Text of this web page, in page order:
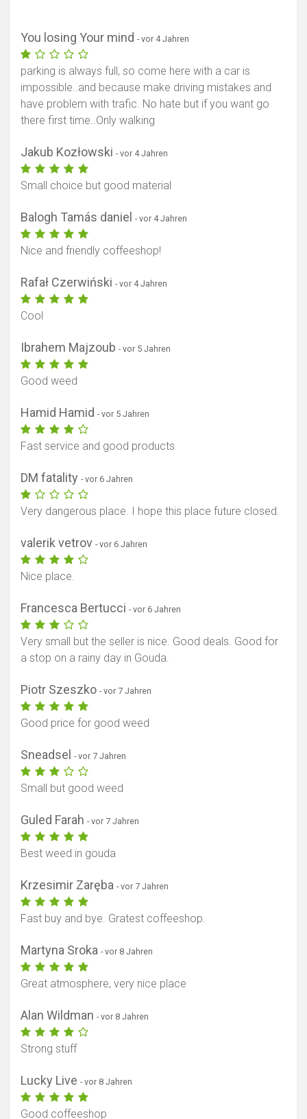
You losing Your mind - vor 4 Jahren
parking is always full, so come here with a car is
impossible..and because make driving mistakes and
have problem with trafic. No hate but if you want go
there first time..Only walking
Jakub Kozłowski - vor 4 Jahren
Small choice but good material
Balogh Tamás daniel - vor 4 Jahren
Nice and friendly coffeeshop!
Rafał Czerwiński - vor 4 Jahren
Cool
Ibrahem Majzoub - vor 5 Jahren
Good weed
Hamid Hamid - vor 5 Jahren
Fast service and good products
DM fatality - vor 6 Jahren
Very dangerous place. I hope this place future closed.
valerik vetrov - vor 6 Jahren
Nice place.
Francesca Bertucci - vor 6 Jahren
Very small but the seller is nice. Good deals. Good for
a stop on a rainy day in Gouda.
Piotr Szeszko - vor 7 Jahren
Good price for good weed
Sneadsel - vor 7 Jahren
Small but good weed
Guled Farah - vor 7 Jahren
Best weed in gouda
Krzesimir Zaręba - vor 7 Jahren
Fast buy and bye. Gratest coffeeshop.
Martyna Sroka - vor 8 Jahren
Great atmosphere, very nice place
Alan Wildman - vor 8 Jahren
Strong stuff
Lucky Live - vor 8 Jahren
Good coffeeshop